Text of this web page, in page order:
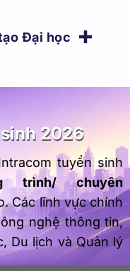
2026
tuyển sinh
trình/ chuyên
Các lĩnh vực chính
nghệ thông tin,
Du lịch và Quản lý